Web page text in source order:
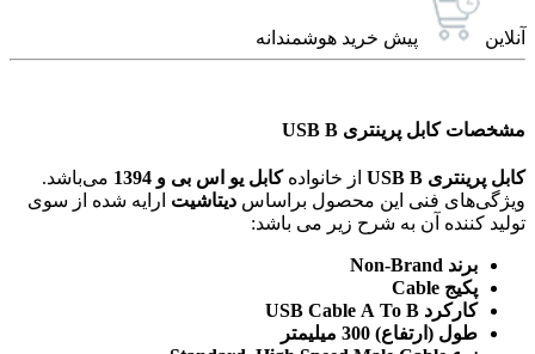
آنلاین پیش خرید هوشمندانه
مشخصات کابل پرینتری USB B
کابل پرینتری USB B از خانوادهکابل یو اس بی و 1394
می‌باشد.
ویژگی‌های فنی این محصول براساس دیتاشیت ارایه شده از سوی
تولید کننده آن به شرح زیر می باشد:
برند Non-Brand
پکیج Cable
کارکرد USB Cable A To B
طول (ارتفاع) 300 میلیمتر